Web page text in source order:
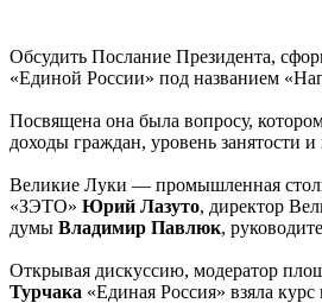
Обсудить Послание Президента,
«Единой России» под названием
Посвящена она была вопросу,
доходы граждан, уровень занятости
Великие Луки — промышленная
«ЗЭТО» Юрий Лазуто, директор
думы Владимир Павлюк,
Открывая дискуссию, модератор
Турчака «Единая Россия» взяла